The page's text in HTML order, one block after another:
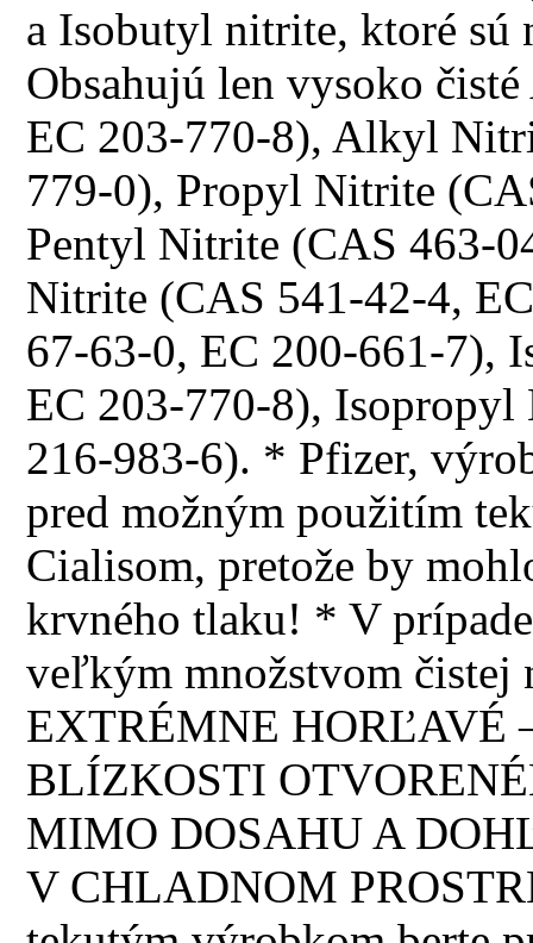
a Isobutyl nitrite, ktoré sú
Obsahujú len vysoko
EC 203-770-8), Alkyl
779-0), Propyl Nitrite
Pentyl Nitrite (CAS 463-
Nitrite (CAS 541-42-4,
67-63-0, EC 200-661-7),
EC 203-770-8),
216-983-6). * Pfizer,
pred možným použitím
Cialisom, pretože by
krvného tlaku! * V
veľkým množstvom čistej
EXTRÉMNE HORĽAVÉ
BLÍZKOSTI
MIMO DOSAHU A
V CHLADNOM